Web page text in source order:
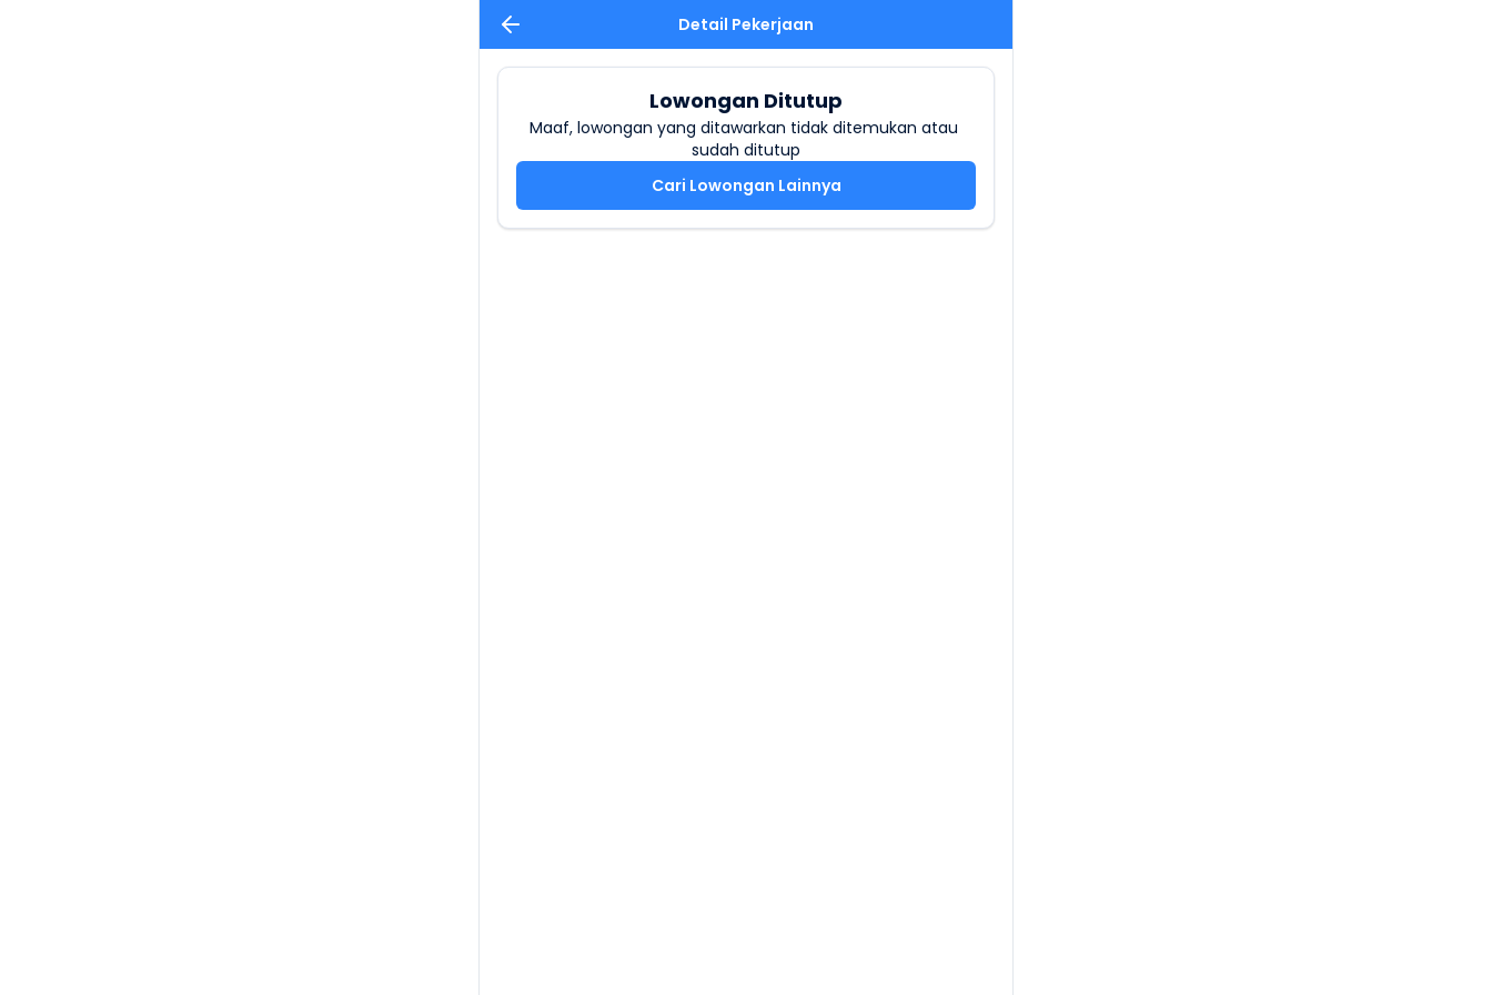
Detail Pekerjaan
Lowongan Ditutup
Maaf, lowongan yang ditawarkan tidak ditemukan atau
sudah ditutup
Cari Lowongan Lainnya